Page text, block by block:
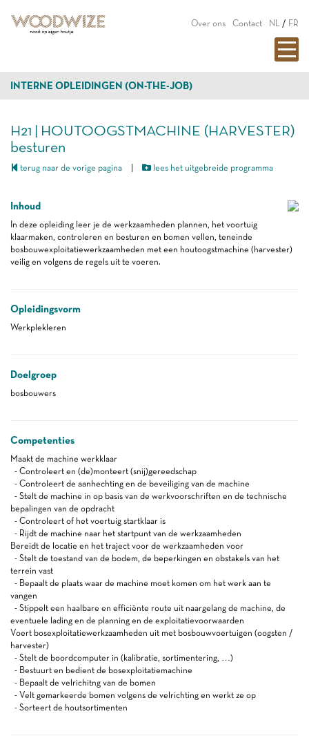
Over ons Contact NL / FR
INTERNE OPLEIDINGEN (ON-THE-JOB)
H21 | HOUTOOGSTMACHINE (HARVESTER)
besturen
terug naar de vorige pagina lees het uitgebreide programma
Inhoud
In deze opleiding leer je de werkzaamheden plannen, het voortuig
klaarmaken, controleren en besturen en bomen vellen, teneinde
bosbouwexploitatiewerkzaamheden met een houtoogstmachine (harvester)
veilig en volgens de regels uit te voeren.
Opleidingsvorm
Werkplekleren
Doelgroep
bosbouwers
Competenties
Maakt de machine werkklaar
- Controleert en (de)monteert (snij)gereedschap
- Controleert de aanhechting en de beveiliging van de machine
- Stelt de machine in op basis van de werkvoorschriften en de technische
bepalingen van de opdracht
- Controleert of het voertuig startklaar is
- Rijdt de machine naar het startpunt van de werkzaamheden
Bereidt de locatie en het traject voor de werkzaamheden voor
- Stelt de toestand van de bodem, de beperkingen en obstakels van het
terrein vast
- Bepaalt de plaats waar de machine moet komen om het werk aan te
vangen
- Stippelt een haalbare en efficiënte route uit naargelang de machine, de
eventuele lading en de planning en de exploitatievoorwaarden
Voert bosexploitatiewerkzaamheden uit met bosbouwvoertuigen (oogsten /
harvester)
- Stelt de boordcomputer in (kalibratie, sortimentering, …)
- Bestuurt en bedient de bosexploitatiemachine
- Bepaalt de velrichitng van de bomen
- Velt gemarkeerde bomen volgens de velrichting en werkt ze op
- Sorteert de houtsortimenten